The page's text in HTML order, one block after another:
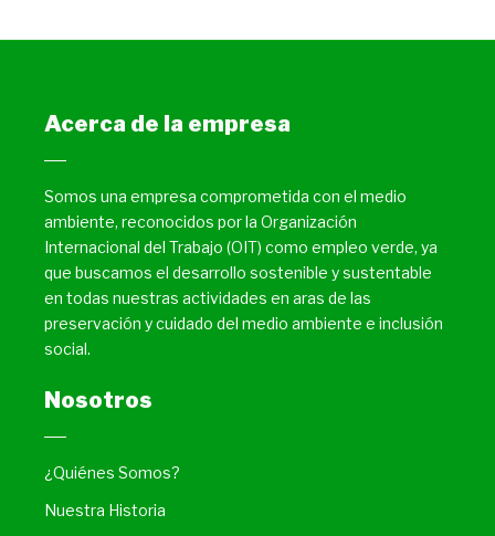
Acerca de la empresa
Somos una empresa comprometida con el medio
ambiente, reconocidos por la Organización
Internacional del Trabajo (OIT) como empleo verde, ya
que buscamos el desarrollo sostenible y sustentable
en todas nuestras actividades en aras de las
preservación y cuidado del medio ambiente e inclusión
social.
Nosotros
¿Quiénes Somos?
Nuestra Historia